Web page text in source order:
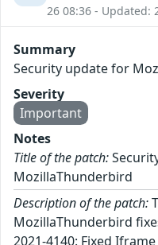
26 08:36 - Updated:
Summary
Security update for
Severity
Important
Notes
Title of the patch:
MozillaThunderbird
Description of the patch:
MozillaThunderbird
2021-4140: Fixed